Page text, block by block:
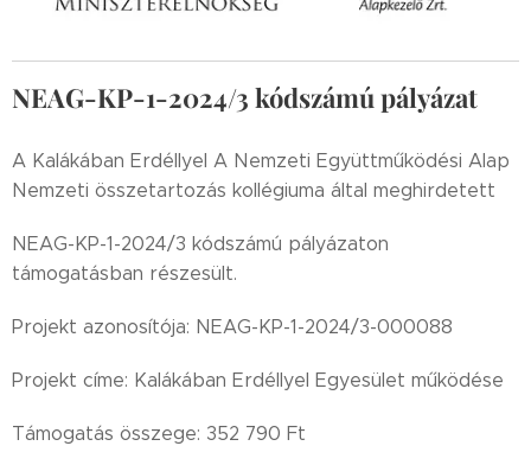
NEAG-KP-1-2024/3 kódszámú pályázat
A Kalákában Erdéllyel A Nemzeti Együttműködési Alap
Nemzeti összetartozás kollégiuma által meghirdetett
NEAG-KP-1-2024/3 kódszámú pályázaton
támogatásban részesült.
Projekt azonosítója: NEAG-KP-1-2024/3-000088
Projekt címe: Kalákában Erdéllyel Egyesület működése
Támogatás összege: 352 790 Ft